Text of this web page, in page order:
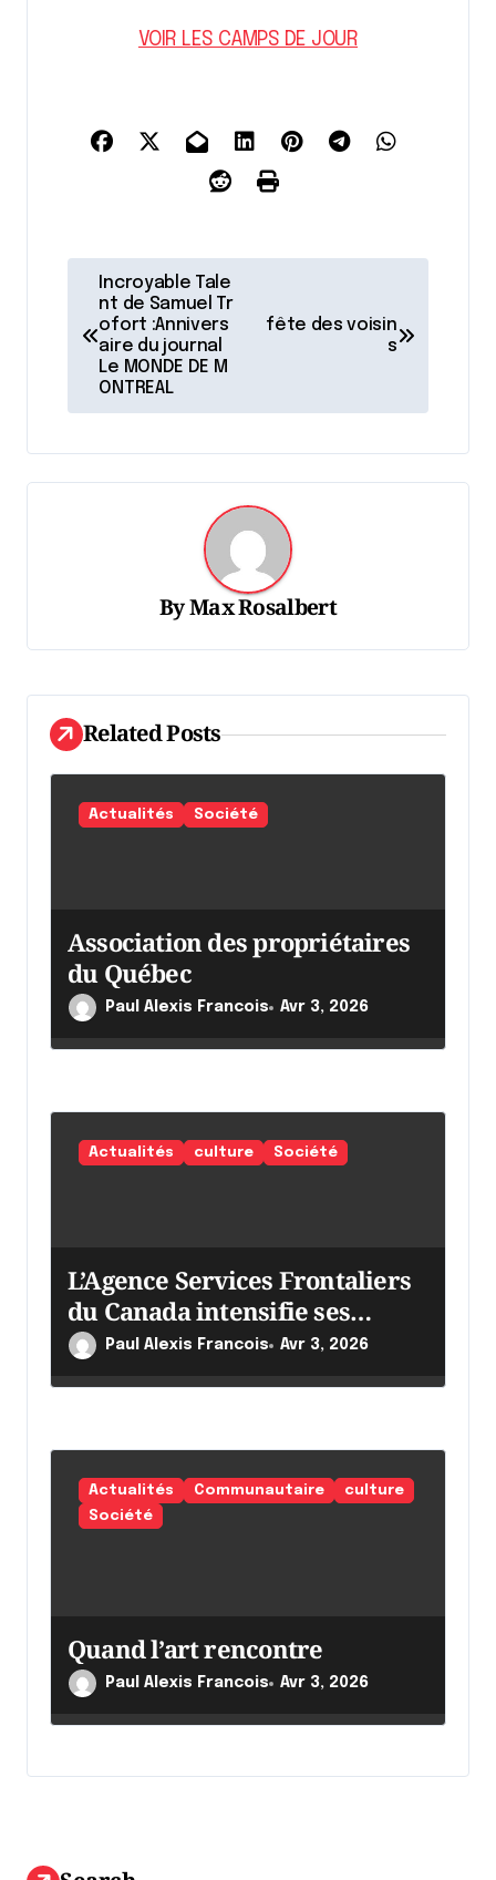
VOIR LES CAMPS DE JOUR
v
g
a
t
d
l
'
a
r
c
l
e
Incroyable Tale
nt de Samuel Tr
ofort :Annivers
aire du journal
Le MONDE DE M
ONTREAL
fête des voisin
s
ByMax Rosalbert
Related Posts
Actualités Société
Association des propriétaires
du Québec
Paul Alexis Francois Avr 3, 2026
Actualités culture Société
L’Agence Services Frontaliers
du Canada intensifie ses
effortsPaul Alexis Francois Avr 3, 2026
Actualités Communautaire
culture
Société
Quand l’art rencontre
Paul Alexis Francois Avr 3, 2026